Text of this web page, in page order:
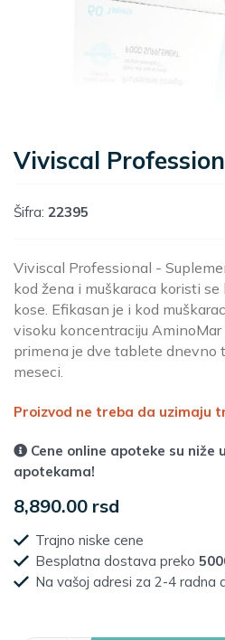
Viviscal
Šifra: 22395
Viviscal Professional -
kod žena i muškaraca koristi
kose. Efikasan je i kod
visoku koncentraciju
primena je dve tablete dnevno
meseci.
Proizvod ne treba da uzimaju
Cene online apoteke su niže
apotekama!
8,890.00 rsd
Trajno niske cene
Besplatna dostava preko
Na vašoj adresi za 2-4 radna